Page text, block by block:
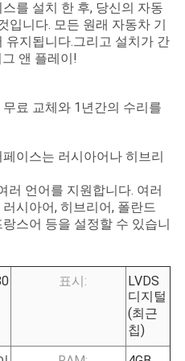
를 설치 한 후, 당신의 자동
입니다. 모든 원래 자동차 기
유지됩니다.그리고 설치가 간
앤 플레이!
료 교체와 1년간의 수리를
이스는 러시아어나 히브리
러 언어를 지원합니다. 여러
시아어, 히브리어, 폴란드
스어 등을 설정할 수 있습니
표시:
LVDS
디지털
(최근
칩)